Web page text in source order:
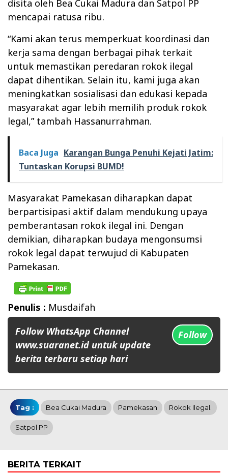
disita oleh Bea Cukai Madura dan Satpol PP
mencapai ratusa ribu.
“Kami akan terus memperkuat koordinasi dan
kerja sama dengan berbagai pihak terkait
untuk memastikan peredaran rokok ilegal
dapat dihentikan. Selain itu, kami juga akan
meningkatkan sosialisasi dan edukasi kepada
masyarakat agar lebih memilih produk rokok
legal,” tambah Hassanurrahman.
Baca Juga Karangan Bunga Penuhi Kejati Jatim:
Tuntaskan Korupsi BUMD!
Masyarakat Pamekasan diharapkan dapat
berpartisipasi aktif dalam mendukung upaya
pemberantasan rokok ilegal ini. Dengan
demikian, diharapkan budaya mengonsumsi
rokok legal dapat terwujud di Kabupaten
Pamekasan.
Penulis : Musdaifah
Follow WhatsApp Channel
www.suaranet.id untuk update
berita terbaru setiap hari
Follow
Tag : Bea Cukai Madura Pamekasan Rokok Ilegal.
Satpol PP
BERITA TERKAIT